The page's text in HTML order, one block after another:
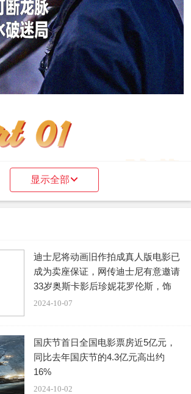
别喜欢运用巫觋元素，韩国电影更是
《哭声》、前两年的《娑婆诃》，以及现
微剧透
显示全部
迪士尼将动画旧作拍成真人版电影已
成为卖座保证，网传迪士尼有意邀请
33岁奥斯卡影后珍妮花罗伦斯，饰
演“
2024-10-07
国庆节首日全国电影票房近5亿元，
同比去年国庆节的4.3亿元高出约
16%
2024-10-02